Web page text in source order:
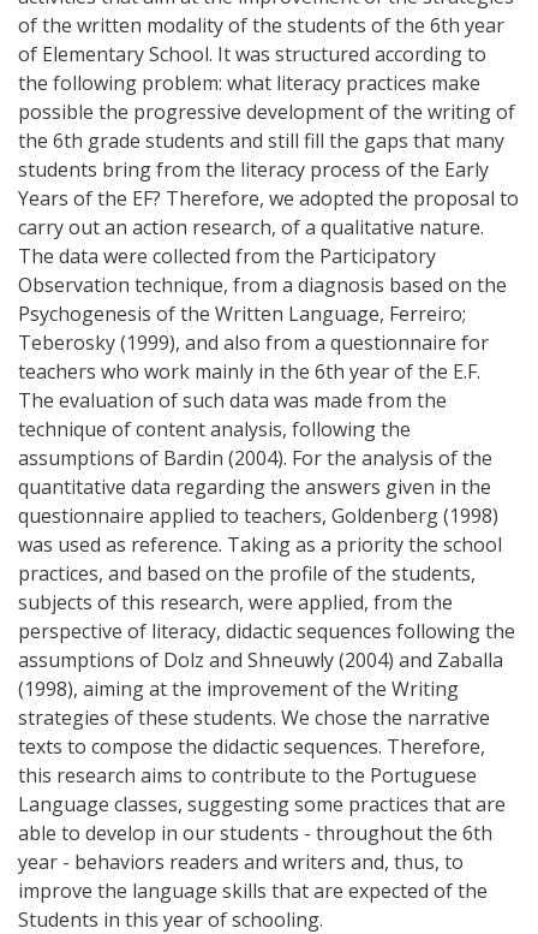
of the written modality of the students of the 6th year
of Elementary School. It was structured according to
the following problem: what literacy practices make
possible the progressive development of the writing of
the 6th grade students and still fill the gaps that many
students bring from the literacy process of the Early
Years of the EF? Therefore, we adopted the proposal to
carry out an action research, of a qualitative nature.
The data were collected from the Participatory
Observation technique, from a diagnosis based on the
Psychogenesis of the Written Language, Ferreiro;
Teberosky (1999), and also from a questionnaire for
teachers who work mainly in the 6th year of the E.F.
The evaluation of such data was made from the
technique of content analysis, following the
assumptions of Bardin (2004). For the analysis of the
quantitative data regarding the answers given in the
questionnaire applied to teachers, Goldenberg (1998)
was used as reference. Taking as a priority the school
practices, and based on the profile of the students,
subjects of this research, were applied, from the
perspective of literacy, didactic sequences following the
assumptions of Dolz and Shneuwly (2004) and Zaballa
(1998), aiming at the improvement of the Writing
strategies of these students. We chose the narrative
texts to compose the didactic sequences. Therefore,
this research aims to contribute to the Portuguese
Language classes, suggesting some practices that are
able to develop in our students - throughout the 6th
year - behaviors readers and writers and, thus, to
improve the language skills that are expected of the
Students in this year of schooling.